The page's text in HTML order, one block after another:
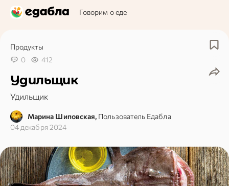
Говорим о еде
Продукты
0
412
Удильщик
Удильщик
Марина Шиповская, Пользователь Едабла
04 декабря 2024